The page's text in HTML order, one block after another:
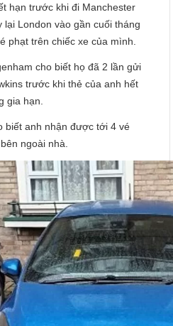
hạn trước khi đi Manchester
lại London vào gần cuối tháng
phạt trên chiếc xe của mình.
cho biết họ đã 2 lần gửi
trước khi thẻ của anh hết
gia hạn.
biết anh nhận được tới 4 vé
ngoài nhà.